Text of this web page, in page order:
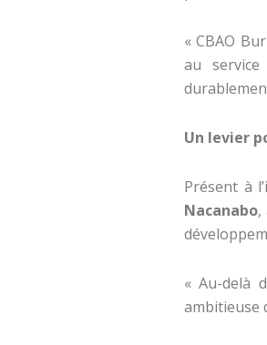
« CBAO
au
Un levier
Présent à
Nacanabo,
« Au-delà
ambitieuse